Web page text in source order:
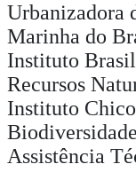
Urbanizadora
Marinha do
Instituto
Recursos
Instituto
Assistência